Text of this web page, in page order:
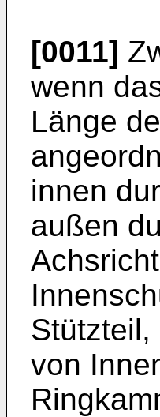
[0011]
wenn
Länge
innen
außen
von